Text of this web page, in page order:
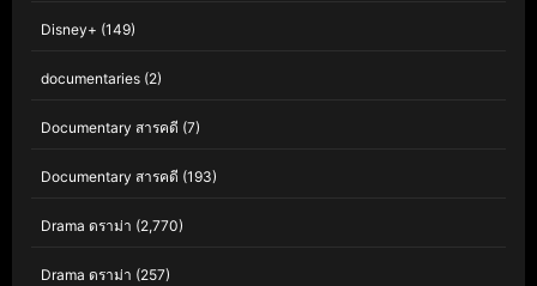
Disney+ (149)
documentaries (2)
Documentary สารคดี (7)
Documentary สารคดี (193)
Drama ดราม่า (2,770)
Drama ดราม่า (257)